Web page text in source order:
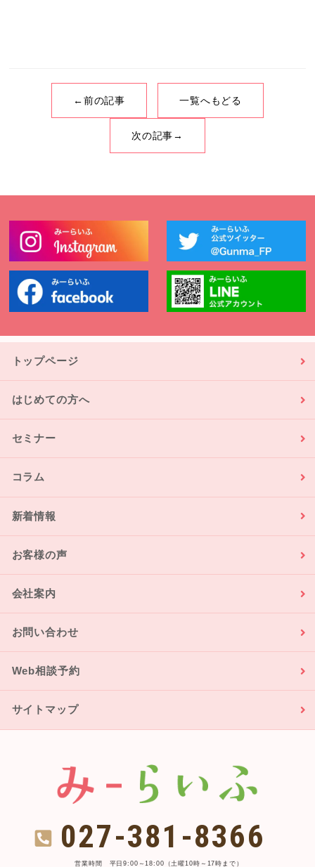
←前の記事 一覧へもどる
次の記事→
トップページ
はじめての方へ
セミナー
コラム
新着情報
お客様の声
会社案内
お問い合わせ
Web相談予約
サイトマップ
027-381-8366
営業時間 平日9:00～18:00（土曜10時～17時まで）